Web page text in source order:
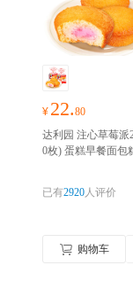
¥ 22.80
达利园 注心草莓派
0枚) 蛋糕早餐面包
已有2920人评价
购物车